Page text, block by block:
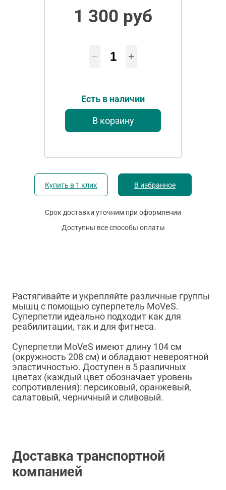
1 300 руб
Есть в наличии
В корзину
Купить в 1 клик В избранное
Срок доставки уточним при оформлении
Доступны все способы оплаты
Растягивайте и укрепляйте различные группы
мышц с помощью суперпетель MoVeS.
Суперпетли идеально подходит как для
реабилитации, так и для фитнеса.
Суперпетли MoVeS имеют длину 104 см
(окружность 208 см) и обладают невероятной
эластичностью. Доступен в 5 различных
цветах (каждый цвет обозначает уровень
сопротивления): персиковый, оранжевый,
салатовый, черничный и сливовый.
Доставка транспортной
компанией